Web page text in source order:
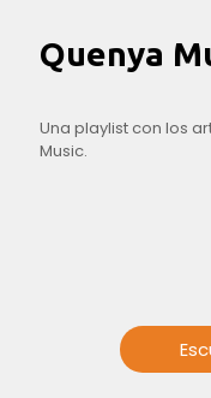
Quenya
Una playlist con los
Music.